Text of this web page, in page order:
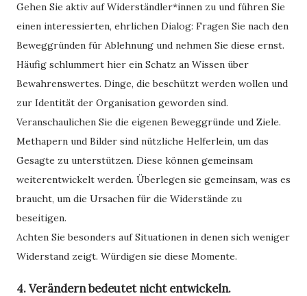
Gehen Sie aktiv auf Widerständler*innen zu und führen Sie
einen interessierten, ehrlichen Dialog: Fragen Sie nach den
Beweggründen für Ablehnung und nehmen Sie diese ernst.
Häufig schlummert hier ein Schatz an Wissen über
Bewahrenswertes. Dinge, die beschützt werden wollen und
zur Identität der Organisation geworden sind.
Veranschaulichen Sie die eigenen Beweggründe und Ziele.
Methapern und Bilder sind nützliche Helferlein, um das
Gesagte zu unterstützen. Diese können gemeinsam
weiterentwickelt werden. Überlegen sie gemeinsam, was es
braucht, um die Ursachen für die Widerstände zu
beseitigen.
Achten Sie besonders auf Situationen in denen sich weniger
Widerstand zeigt. Würdigen sie diese Momente.
4. Verändern bedeutet nicht entwickeln.